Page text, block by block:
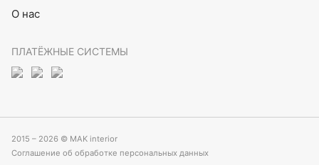
О нас
ПЛАТЁЖНЫЕ СИСТЕМЫ
2015 – 2026 © MAK interior
Соглашение об обработке персональных данных